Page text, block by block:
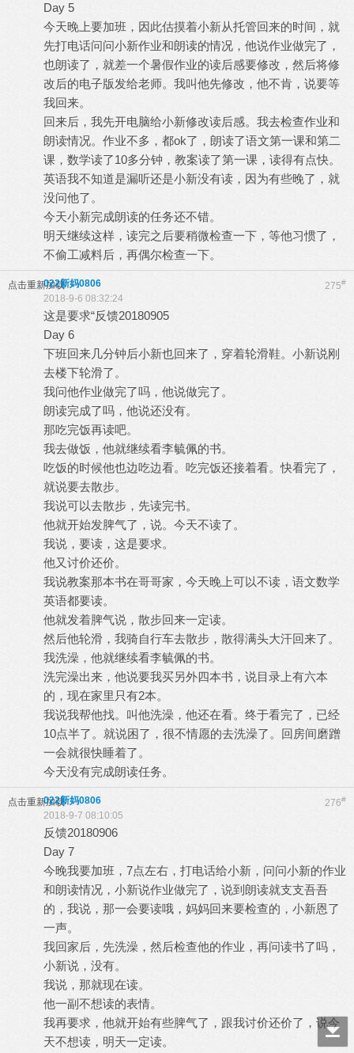
Day 5
今天晚上要加班，因此估摸着小新从托管回来的时间，就
先打电话问问小新作业和朗读的情况，他说作业做完了，
也朗读了，就差一个暑假作业的读后感要修改，然后将修
改后的电子版发给老师。我叫他先修改，他不肯，说要等
我回来。
回来后，我先开电脑给小新修改读后感。我去检查作业和
朗读情况。作业不多，都ok了，朗读了语文第一课和第二
课，数学读了10多分钟，教案读了第一课，读得有点快。
英语我不知道是漏听还是小新没有读，因为有些晚了，就
没问他了。
今天小新完成朗读的任务还不错。
明天继续这样，读完之后要稍微检查一下，等他习惯了，
不偷工减料后，再偶尔检查一下。
点击重新加载 275#
022新妈0806
2018-9-6 08:32:24
这是要求“反馈20180905
Day 6
下班回来几分钟后小新也回来了，穿着轮滑鞋。小新说刚
去楼下轮滑了。
我问他作业做完了吗，他说做完了。
朗读完成了吗，他说还没有。
那吃完饭再读吧。
我去做饭，他就继续看李毓佩的书。
吃饭的时候他也边吃边看。吃完饭还接着看。快看完了，
就说要去散步。
我说可以去散步，先读完书。
他就开始发脾气了，说。今天不读了。
我说，要读，这是要求。
他又讨价还价。
我说教案那本书在哥哥家，今天晚上可以不读，语文数学
英语都要读。
他就发着脾气说，散步回来一定读。
然后他轮滑，我骑自行车去散步，散得满头大汗回来了。
我洗澡，他就继续看李毓佩的书。
洗完澡出来，他说要我买另外四本书，说目录上有六本
的，现在家里只有2本。
我说我帮他找。叫他洗澡，他还在看。终于看完了，已经
10点半了。就说困了，很不情愿的去洗澡了。回房间磨蹭
一会就很快睡着了。
今天没有完成朗读任务。
点击重新加载 276#
022新妈0806
2018-9-7 08:10:05
反馈20180906
Day 7
今晚我要加班，7点左右，打电话给小新，问问小新的作业
和朗读情况，小新说作业做完了，说到朗读就支支吾吾
的，我说，那一会要读哦，妈妈回来要检查的，小新恩了
一声。
我回家后，先洗澡，然后检查他的作业，再问读书了吗，
小新说，没有。
我说，那就现在读。
他一副不想读的表情。
我再要求，他就开始有些脾气了，跟我讨价还价了，说今
天不想读，明天一定读。